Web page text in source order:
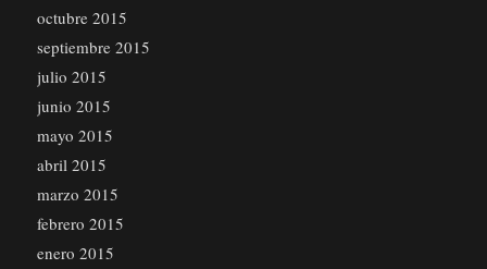
octubre 2015
septiembre 2015
julio 2015
junio 2015
mayo 2015
abril 2015
marzo 2015
febrero 2015
enero 2015